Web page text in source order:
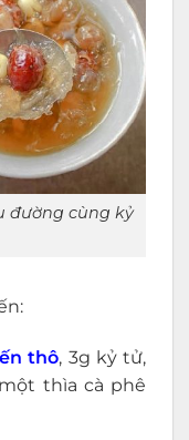
đường cùng kỷ
thô, 3g kỷ tử,
thìa cà phê